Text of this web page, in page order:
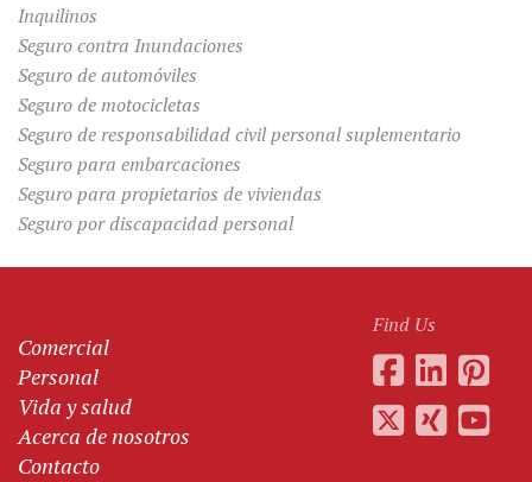
Inquilinos
Seguro contra Inundaciones
Seguro de automóviles
Seguro de motocicletas
Seguro de responsabilidad civil personal suplementario
Seguro para embarcaciones
Seguro para propietarios de viviendas
Seguro por discapacidad personal
Comercial
Personal
Vida y salud
Acerca de nosotros
Contacto
Find Us